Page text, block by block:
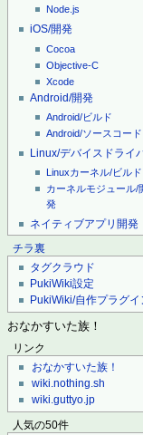
Node.js
iOS/開発
Cocoa
Objective-C
Xcode
Android/開発
Android/ビルド
Android/ソースコード
Linux/デバイスドライ
Linuxカーネル/ビルド
カーネルモジュール/
発
ネイティブアプリ開発
チラ裏
タグクラウド
PukiWiki設定
PukiWiki/自作プラグイ
おなかすいた族！
リンク
おなかすいた族！
wiki.nothing.sh
wiki.guttyo.jp
人気の50件